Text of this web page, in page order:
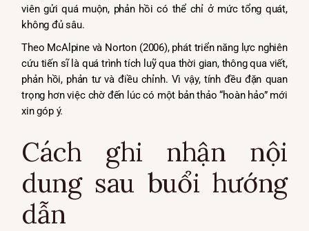
viên gửi quá muộn, phản hồi có thể chỉ ở mức tổng quát,
không đủ sâu.
Theo McAlpine và Norton (2006), phát triển năng lực nghiên
cứu tiến sĩ là quá trình tích luỹ qua thời gian, thông qua viết,
phản hồi, phản tư và điều chỉnh. Vì vậy, tính đều đặn quan
trọng hơn việc chờ đến lúc có một bản thảo “hoàn hảo” mới
xin góp ý.
Cách ghi nhận nội
dung sau buổi hướng
dẫn